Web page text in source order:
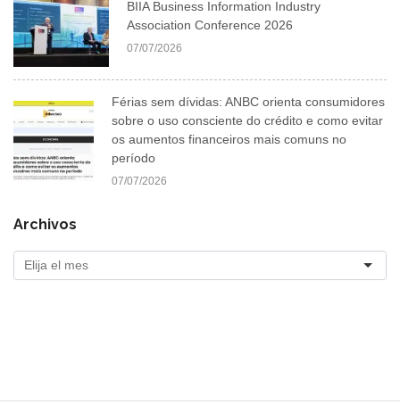
BIIA Business Information Industry
Association Conference 2026
07/07/2026
Férias sem dívidas: ANBC orienta consumidores
sobre o uso consciente do crédito e como evitar
os aumentos financeiros mais comuns no
período
07/07/2026
Archivos